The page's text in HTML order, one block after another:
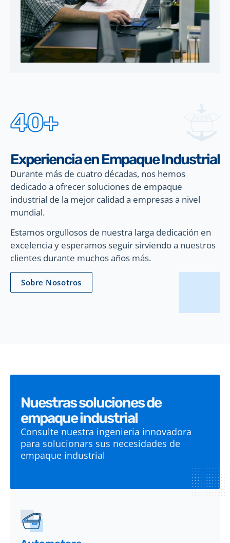
40+
Experiencia en Empaque Industrial
Durante más de cuatro décadas, nos hemos
dedicado a ofrecer soluciones de empaque
industrial de la mejor calidad a empresas a nivel
mundial.
Estamos orgullosos de nuestra larga dedicación en
excelencia y esperamos seguir sirviendo a nuestros
clientes durante muchos años más.
Sobre Nosotros
Nuestras soluciones de
empaque industrial
Consulte nuestra ingenieria innovadora
para solucionars sus necesidades de
empaque industrial